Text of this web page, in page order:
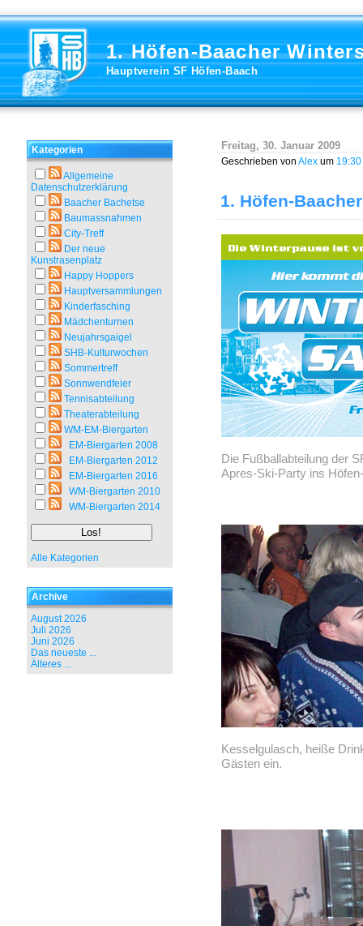
1. Höfen-Baacher
Hauptverein SF Höfen-Baach
Kategorien
Allgemeine
Datenschutzerklärung
Baacher Bachetse
Baumassnahmen
City-Treff
Der neue
Kunstrasenplatz
Happy Hoppers
Hauptversammlungen
Kinderfasching
Mädchenturnen
Neujahrsgaigel
SHB-Kulturwochen
Sommertreff
Sonnwendfeier
Tennisabteilung
Theaterabteilung
WM-EM-Biergarten
EM-Biergarten 2008
EM-Biergarten 2012
EM-Biergarten 2016
WM-Biergarten 2010
WM-Biergarten 2014
Alle Kategorien
Archive
August 2026
Juli 2026
Juni 2026
Das neueste ...
Älteres ...
Freitag, 30. Januar 2009
Geschrieben von Alex um 19:30
1. Höfen-
Die Fußballabteilung der
Apres-Ski-Party ins
Kesselgulasch, heiße
Gästen ein.